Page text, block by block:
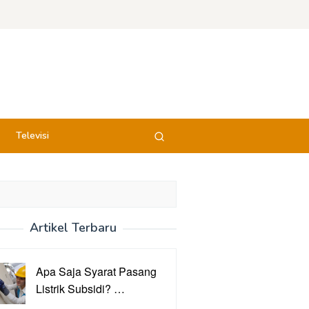
Televisi
Artikel Terbaru
Apa Saja Syarat Pasang
Listrik Subsidi? …